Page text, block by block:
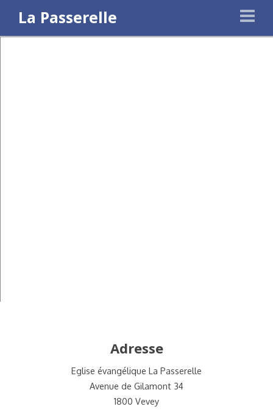
La Passerelle
Adresse
Eglise évangélique La Passerelle
Avenue de Gilamont 34
1800 Vevey